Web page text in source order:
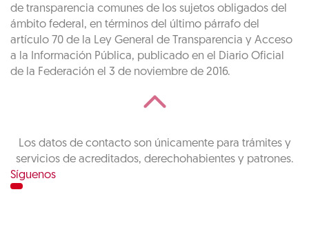
de transparencia comunes de los sujetos obligados del
ámbito federal, en términos del último párrafo del
artículo 70 de la Ley General de Transparencia y Acceso
a la Información Pública, publicado en el Diario Oficial
de la Federación el 3 de noviembre de 2016.
Los datos de contacto son únicamente para trámites y
servicios de acreditados, derechohabientes y patrones.
Síguenos